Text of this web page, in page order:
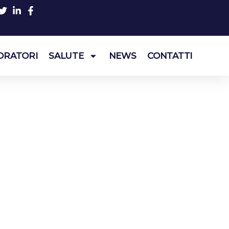
SALUTE NEWS CONTATTI